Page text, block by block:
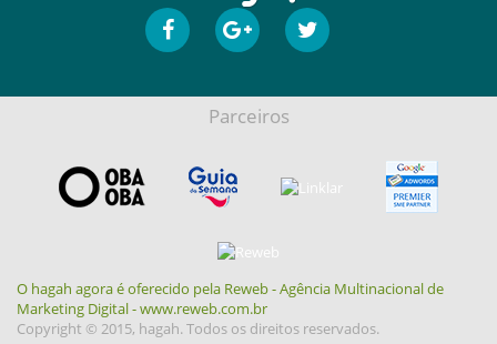
Parceiros
O hagah agora é oferecido pela Reweb - Agência Multinacional de
Marketing Digital - www.reweb.com.br
Copyright © 2015, hagah. Todos os direitos reservados.